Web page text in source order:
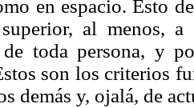
en espacio. Esto
al menos,
de toda persona, y
son los criterios
demás y, ojalá, de